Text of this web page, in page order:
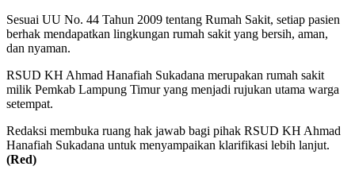
Sesuai UU No. 44 Tahun 2009 tentang Rumah Sakit, setiap pasien
berhak mendapatkan lingkungan rumah sakit yang bersih, aman,
dan nyaman.
RSUD KH Ahmad Hanafiah Sukadana merupakan rumah sakit
milik Pemkab Lampung Timur yang menjadi rujukan utama warga
setempat.
Redaksi membuka ruang hak jawab bagi pihak RSUD KH Ahmad
Hanafiah Sukadana untuk menyampaikan klarifikasi lebih lanjut.
(Red)